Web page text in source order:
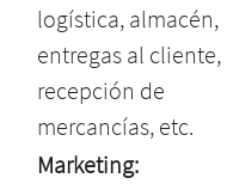
logística, almacén,
entregas al cliente,
recepción de
mercancías, etc.
Marketing: